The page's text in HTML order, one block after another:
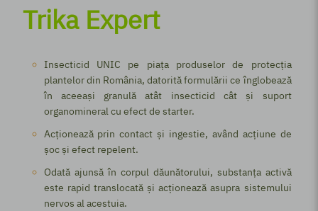
Trika Expert
Insecticid UNIC pe piața produselor de protecția
plantelor din România, datorită formulării ce înglobează
în aceeași granulă atât insecticid cât și suport
organomineral cu efect de starter.
Acționează prin contact și ingestie, având acțiune de
șoc și efect repelent.
Odată ajunsă în corpul dăunătorului, substanța activă
este rapid translocată și acționează asupra sistemului
nervos al acestuia.